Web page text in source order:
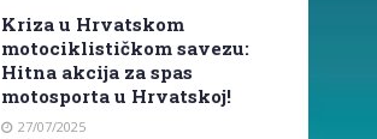
Kriza u Hrvatskom
motociklističkom savezu:
Hitna akcija za spas
motosporta u Hrvatskoj!
27/07/2025